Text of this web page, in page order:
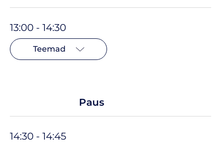
13:00 - 14:30
Teemad
Paus
14:30 - 14:45